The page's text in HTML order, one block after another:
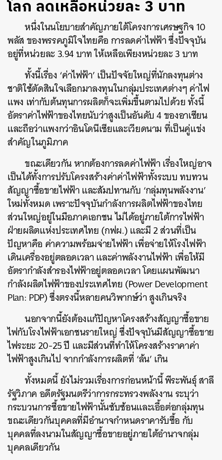
โลก ลดเหลือหน่วยละ 3 บาท
หนึ่งในนโยบายสำคัญภายใต้โครงการเศรษฐกิจ 10
พลัส ของพรรคภูมิใจไทยคือ การลดค่าไฟฟ้า ซึ่งปัจจุบัน
อยู่ที่หน่วยละ 3.94 บาท ให้เหลือเพียงหน่วยละ 3 บาท
ทั้งนี้เรื่อง ‘ค่าไฟฟ้า’ เป็นปัจจัยใหญ่ที่นักลงทุนต่าง
ชาติใช้ตัดสินใจเลือกมาลงทุนในกลุ่มประเทศต่างๆ ค่าไฟ
แพง เท่ากับต้นทุนการผลิตก็จะเพิ่มขึ้นตามไปด้วย ทั้งนี้
อัตราค่าไฟฟ้าของไทยนับว่าสูงเป็นอันดับ 4 ของอาเซียน
และถือว่าแพงกว่าอินโดนีเซียและเวียดนาม ที่เป็นคู่แข่ง
สำคัญในภูมิภาค
ขณะเดียวกัน หากต้องการลดค่าไฟฟ้า เรื่องใหญ่อาจ
เป็นได้ทั้งการปรับโครงสร้างค่าค่าไฟฟ้าทั้งระบบ ทบทวน
สัญญาซื้อขายไฟฟ้า และสัมปทานกับ ‘กลุ่มทุนพลังงาน’
ใหม่ทั้งหมด เพราะปัจจุบันกำลังการผลิตไฟฟ้าของไทย
ส่วนใหญ่อยู่ในมือภาคเอกชน ไม่ได้อยู่ภายใต้การไฟฟ้า
ฝ่ายผลิตแห่งประเทศไทย (กฟผ.) และมี 2 ส่วนที่เป็น
ปัญหาคือ ค่าความพร้อมจ่ายไฟฟ้า เพื่อจ่ายให้โรงไฟฟ้า
เดินเครื่องอยู่ตลอดเวลา และค่าพลังงานไฟฟ้า เพื่อให้มี
อัตรากำลังสำรองไฟฟ้าอยู่ตลอดเวลา โดยแผนพัฒนา
กำลังผลิตไฟฟ้าของประเทศไทย (Power Development
Plan: PDP) ซึ่งตรงนี้หลายคนวิพากษ์ว่า สูงเกินจริง
นอกจากนี้ยังต้องแก้ปัญหาโครงสร้างสัญญาซื้อขาย
ไฟกับโรงไฟฟ้าเอกชนรายใหญ่ ซึ่งปัจจุบันมีสัญญาซื้อขาย
ไฟระยะ 20-25 ปี และมีส่วนที่ทำให้โครงสร้างราคาค่า
ไฟฟ้าสูงเกินไป จากกำลังการผลิตที่ ‘ล้น’ เกิน
ทั้งหมดนี้ ยังไม่รวมเรื่องการก่อนหน้านี้ พีระพันธุ์ สาลี
รัฐวิภาค อดีตรัฐมนตรีว่าการกระทรวงพลังงาน ระบุว่า
กระบวนการซื้อขายไฟฟ้านั้นซับซ้อนและเอื้อต่อกลุ่มทุน
ขณะเดียวกันบุคคลที่มีอำนาจกำหนดราคารับซื้อ กับ
บุคคลที่ลงนามในสัญญาซื้อขายอยู่ภายใต้อำนาจกลุ่ม
บุคคลเดียวกัน